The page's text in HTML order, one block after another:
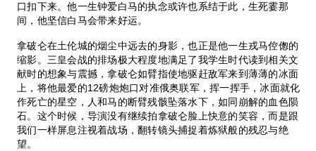
口扣下来。他一生钟爱白马的执念或许也系结于此，生死霎那
间，他坚信白马会带来好运。
拿破仑在土伦城的烟尘中远去的身影，也正是他一生戎马倥偬的
缩影。三皇会战的排场极大程度地满足了我学生时代读到相关文
献时的想象与震撼，拿破仑如臂指使地驱赶敌军来到薄薄的冰面
上，将他最爱的12磅炮炮口对准俄奥联军，挥一挥手，冰面就化
作死亡的星空，人和马的断臂残骸坠落水下，如同崩解的血色陨
石。这个时候，导演没有继续拍拿破仑脸上快意的笑容，而是跟
我们一样屏息注视着战场，翻转镜头捕捉着炼狱般的残忍与绝
望。